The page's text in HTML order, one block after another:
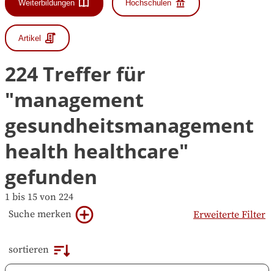
Weiterbildungen Hochschulen
Artikel
224 Treffer für
"management
gesundheitsmanagement
health healthcare"
gefunden
1 bis 15 von 224
Suche merken
Erweiterte Filter
sortieren